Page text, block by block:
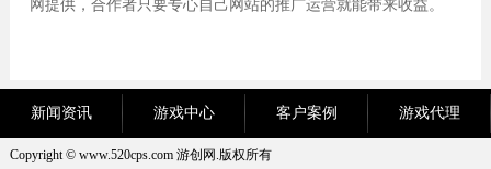
网提供，合作者只要专心自己网站的推广运营就能带来收益。
新闻资讯 游戏中心 客户案例 游戏代理
Copyright © www.520cps.com 游创网.版权所有